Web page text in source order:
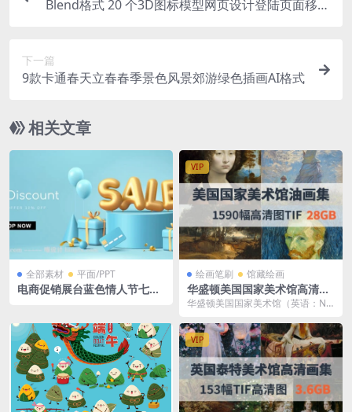
Blend格式 20 个3D图标模型网页设计登陆页面移动
下一篇
9款卡通春天立春春季景色风景郊游绿色插画AI格式
相关文章
全部素材 平面/PPT
电商促销展台蓝色情人节七夕
VIP
绘画笔刷 馆藏绘画
华盛顿美国国家美术馆高清油
画合集 1590幅 tif格式 28GB
华盛顿美国国家美术馆（英语：Nat
VIP